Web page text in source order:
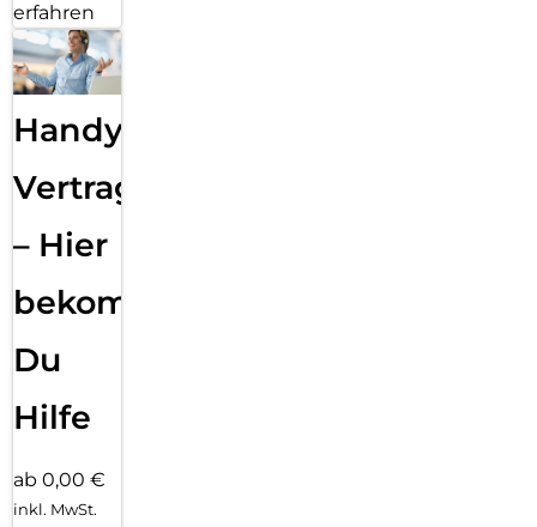
erfahren
Handy
Vertragsabwicklung
– Hier
bekommst
Du
Hilfe
ab 0,00 €
inkl. MwSt.